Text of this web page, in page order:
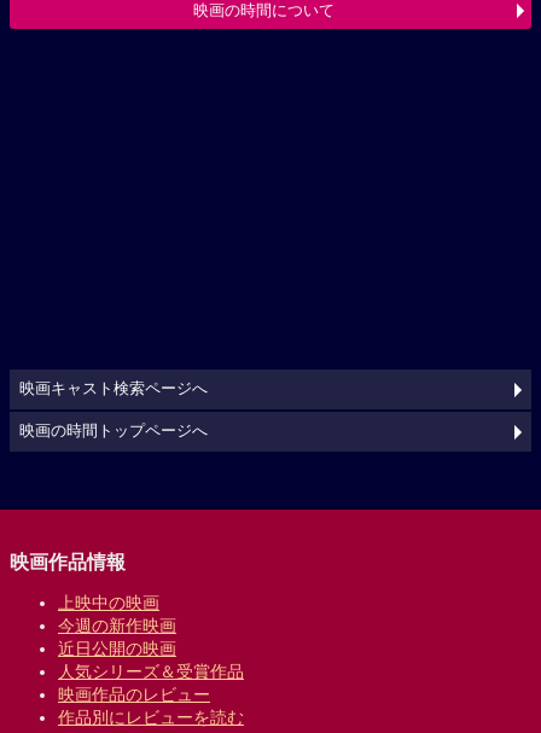
映画の時間について
映画キャスト検索ページへ
映画の時間トップページへ
映画作品情報
上映中の映画
今週の新作映画
近日公開の映画
人気シリーズ＆受賞作品
映画作品のレビュー
作品別にレビューを読む